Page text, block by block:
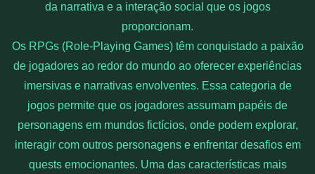
da narrativa e a interação social que os jogos
proporcionam.
Os RPGs (Role-Playing Games) têm conquistado a paixão
de jogadores ao redor do mundo ao oferecer experiências
imersivas e narrativas envolventes. Essa categoria de
jogos permite que os jogadores assumam papéis de
personagens em mundos fictícios, onde podem explorar,
interagir com outros personagens e enfrentar desafios em
quests emocionantes. Uma das características mais